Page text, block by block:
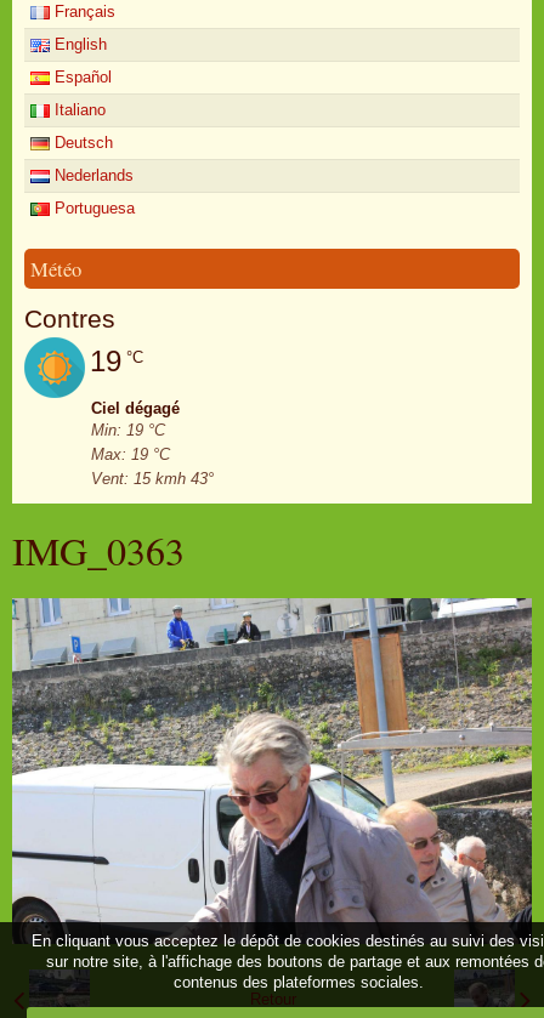
Français
English
Español
Italiano
Deutsch
Nederlands
Portuguesa
Météo
Contres
19 °C
Ciel dégagé
Min: 19 °C
Max: 19 °C
Vent: 15 kmh 43°
IMG_0363
Retour
En cliquant vous acceptez le dépôt de cookies destinés au suivi des
sur notre site, à l'affichage des boutons de partage et aux remontées
contenus des plateformes sociales.